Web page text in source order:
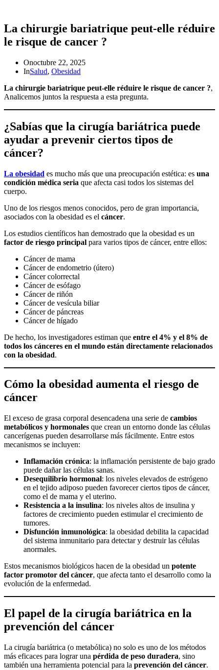
La chirurgie bariatrique peut-elle réduire
le risque de cancer ?
Onoctubre 22, 2025
InSalud, Obesidad
La chirurgie bariatrique peut-elle réduire le risque de cancer ?,
Analicemos juntos la respuesta a esta pregunta.
¿Sabías que la cirugía bariátrica puede
ayudar a prevenir ciertos tipos de
cáncer?
La obesidad es mucho más que una preocupación estética: es una
condición médica seria que afecta casi todos los sistemas del
cuerpo.
Uno de los riesgos menos conocidos, pero de gran importancia,
asociados con la obesidad es el cáncer.
Los estudios científicos han demostrado que la obesidad es un
factor de riesgo principal para varios tipos de cáncer, entre ellos:
Cáncer de mama
Cáncer de endometrio (útero)
Cáncer colorrectal
Cáncer de esófago
Cáncer de riñón
Cáncer de vesícula biliar
Cáncer de páncreas
Cáncer de hígado
De hecho, los investigadores estiman que entre el 4% y el 8% de
todos los cánceres en el mundo están directamente relacionados
con la obesidad.
Cómo la obesidad aumenta el riesgo de
cáncer
El exceso de grasa corporal desencadena una serie de cambios
metabólicos y hormonales que crean un entorno donde las células
cancerígenas pueden desarrollarse más fácilmente. Entre estos
mecanismos se incluyen:
Inflamación crónica: la inflamación persistente de bajo grado
puede dañar las células sanas.
Desequilibrio hormonal: los niveles elevados de estrógeno
en el tejido adiposo pueden favorecer ciertos tipos de cáncer,
como el de mama y el uterino.
Resistencia a la insulina: los niveles altos de insulina y
factores de crecimiento pueden estimular el crecimiento de
tumores.
Disfunción inmunológica: la obesidad debilita la capacidad
del sistema inmunitario para detectar y destruir las células
anormales.
Estos mecanismos biológicos hacen de la obesidad un potente
factor promotor del cáncer, que afecta tanto el desarrollo como la
evolución de la enfermedad.
El papel de la cirugía bariátrica en la
prevención del cáncer
La cirugía bariátrica (o metabólica) no solo es uno de los métodos
más eficaces para lograr una pérdida de peso duradera, sino
también una herramienta potencial para la prevención del cáncer.